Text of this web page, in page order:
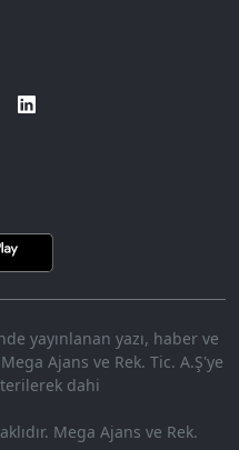
yayınlanan yazı, haber ve
Ajans ve Rek. Tic. A.Ş'ye
dahi
Mega Ajans ve Rek.